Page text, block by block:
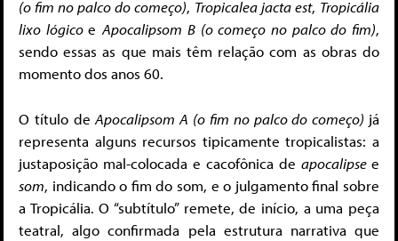
(o fim no palco do começo), Tropicalea jacta est, Tropicália
lixo lógicoeApocalipsom B (o começo no palco do fim),
sendo essas as que mais têm relação com as obras do
momento dos anos 60.
O título deApocalipsom A (o fim no palco do começo) já
representa alguns recursos tipicamente tropicalistas: a
justaposição mal-colocada e cacofônica de apocalipse e
som, indicando o fim do som, e o julgamento final sobre
a Tropicália. O “subtítulo” remete, de início, a uma peça
teatral, algo confirmada pela estrutura narrativa que